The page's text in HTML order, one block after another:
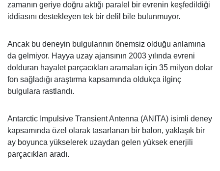
zamanın geriye doğru aktığı paralel bir evrenin keşfedildiği
iddiasını destekleyen tek bir delil bile bulunmuyor.
Ancak bu deneyin bulgularının önemsiz olduğu anlamına
da gelmiyor. Hayya uzay ajansının 2003 yılında evreni
dolduran hayalet parçacıkları aramaları için 35 milyon dolar
fon sağladığı araştırma kapsamında oldukça ilginç
bulgulara rastlandı.
Antarctic Impulsive Transient Antenna (ANITA) isimli deney
kapsamında özel olarak tasarlanan bir balon, yaklaşık bir
ay boyunca yükselerek uzaydan gelen yüksek enerjili
parçacıkları aradı.